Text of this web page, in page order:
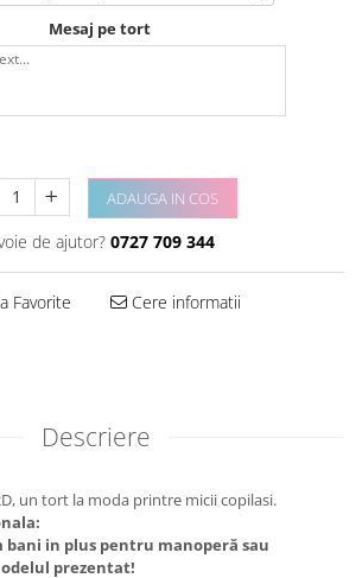
Mesaj pe tort
ADAUGA IN COS
de ajutor? 0727 709 344
Favorite Cere informatii
Descriere
un tort la moda printre micii copilasi.
bani in plus pentru manoperă sau
prezentat!